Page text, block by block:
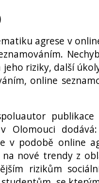
agrese v
riziky, další
online
publikace
Olomouci
v podobě online
nové trendy z
rizikům